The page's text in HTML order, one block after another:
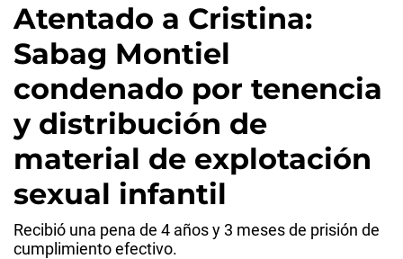
Atentado a Cristina:
Sabag Montiel
condenado por tenencia
y distribución de
material de explotación
sexual infantil
Recibió una pena de 4 años y 3 meses de prisión de
cumplimiento efectivo.